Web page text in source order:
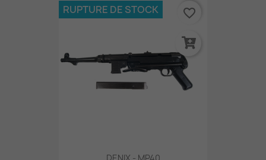
RUPTURE DE STOCK favorite_border